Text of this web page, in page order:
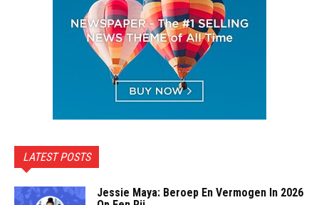
LATEST POSTS
Jessie Maya: Beroep En Vermogen In 2026